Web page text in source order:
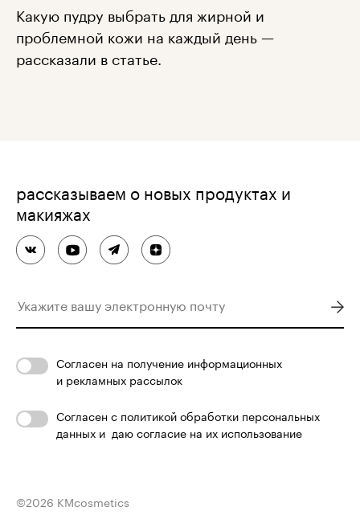
Какую пудру выбрать для жирной и
проблемной кожи на каждый день —
рассказали в статье.
рассказываем о новых продуктах и
макияжах
Согласен на получение информационных
и рекламных рассылок
Согласен с политикой обработки персональных
данных и даю согласие на их использование
©2026 KMcosmetics